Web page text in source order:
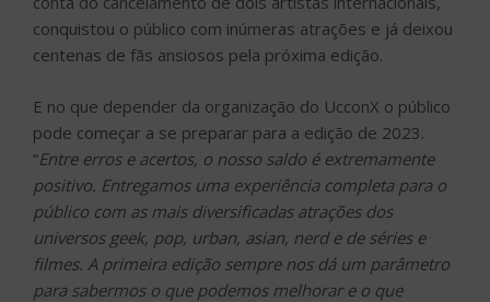
conquistou o público com inúmeras atrações e já deixou
centenas de fãs ansiosos pela próxima edição.
E no que depender da organização do UcconX o público
pode começar a se preparar para a edição de 2023.
“Entre erros e acertos, o nosso saldo é extremamente
positivo. Entregamos uma experiência completa para o
público com as mais diversificadas atrações dos
universos geek, pop, urban, asian, nerd e de séries e
filmes. A primeira edição sempre nos dá um parâmetro
para sabermos o que podemos melhorar e o que